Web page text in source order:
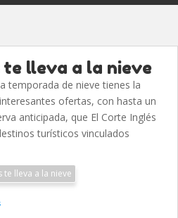
lleva a la nieve
temporada de nieve tienes la
ofertas, con hasta un
anticipada, que El Corte Inglés
turísticos vinculados
te lleva a la nieve